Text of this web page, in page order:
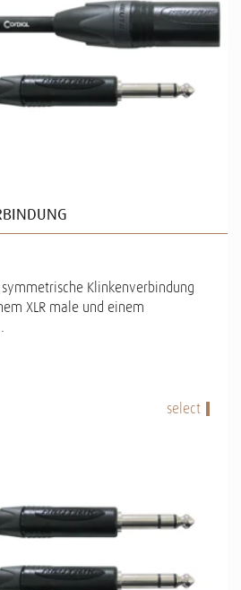
Klinkenverbindung
XLR male und einem
select